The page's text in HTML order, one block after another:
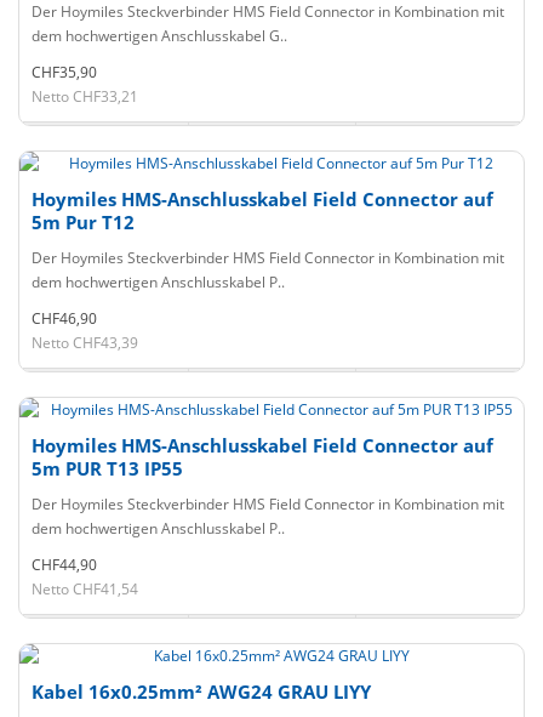
Der Hoymiles Steckverbinder HMS Field Connector in Kombination mit
dem hochwertigen Anschlusskabel G..
CHF35,90
Netto CHF33,21
Hoymiles HMS-Anschlusskabel Field Connector auf
5m Pur T12
Der Hoymiles Steckverbinder HMS Field Connector in Kombination mit
dem hochwertigen Anschlusskabel P..
CHF46,90
Netto CHF43,39
Hoymiles HMS-Anschlusskabel Field Connector auf
5m PUR T13 IP55
Der Hoymiles Steckverbinder HMS Field Connector in Kombination mit
dem hochwertigen Anschlusskabel P..
CHF44,90
Netto CHF41,54
Kabel 16x0.25mm² AWG24 GRAU LIYY